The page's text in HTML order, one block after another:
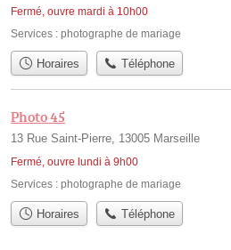
Fermé, ouvre mardi à 10h00
Services : photographe de mariage
Horaires Téléphone
Photo 45
13 Rue Saint-Pierre, 13005 Marseille
Fermé, ouvre lundi à 9h00
Services : photographe de mariage
Horaires Téléphone